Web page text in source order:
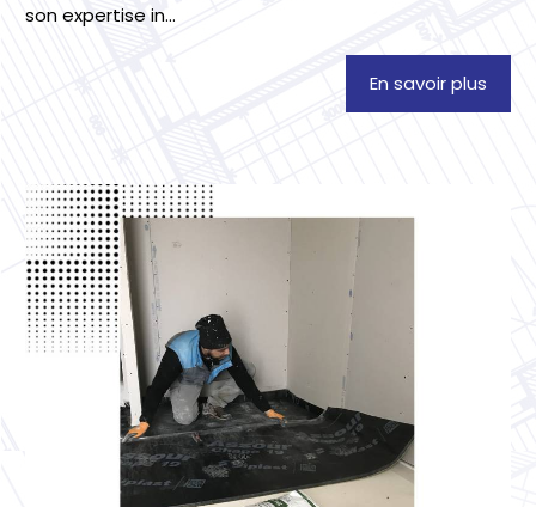
son expertise in...
En savoir plus